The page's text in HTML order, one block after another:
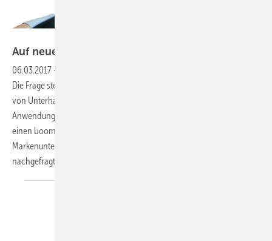
Auf neuen
06.03.2017 -
Die Frage stellen sich nicht wenige Handwerker: Was will ein Anbieter
von Unterhaltungselektronik im Markt für Smart-Home-
Anwendungen? Die Antwort: Gemeinsam mit dem SHK-Fachhandwerk
einen boomenden Markt erschließen. Die Rede ist vom deutschen
Markenunternehmen TechniSat. Wir haben bei Peter Lepper
nachgefragt, wie er sich das Vorhaben genau